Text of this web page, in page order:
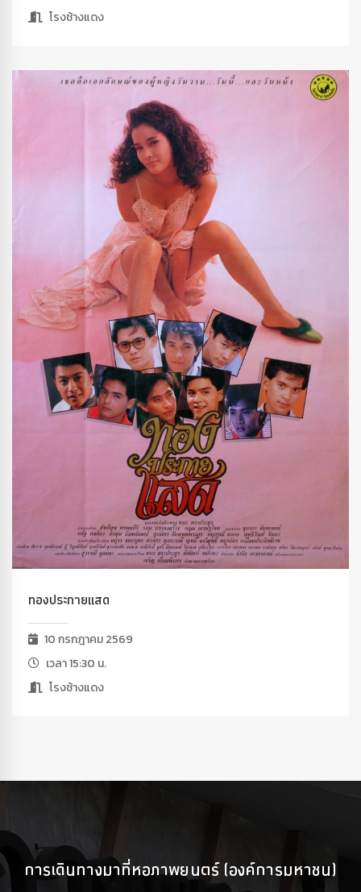
โรงช้างแดง
ทองประกายแสด
10 กรกฎาคม 2569
เวลา 15:30 น.
โรงช้างแดง
การเดินทางมาที่หอภาพยนตร์ (องค์การมหาชน)